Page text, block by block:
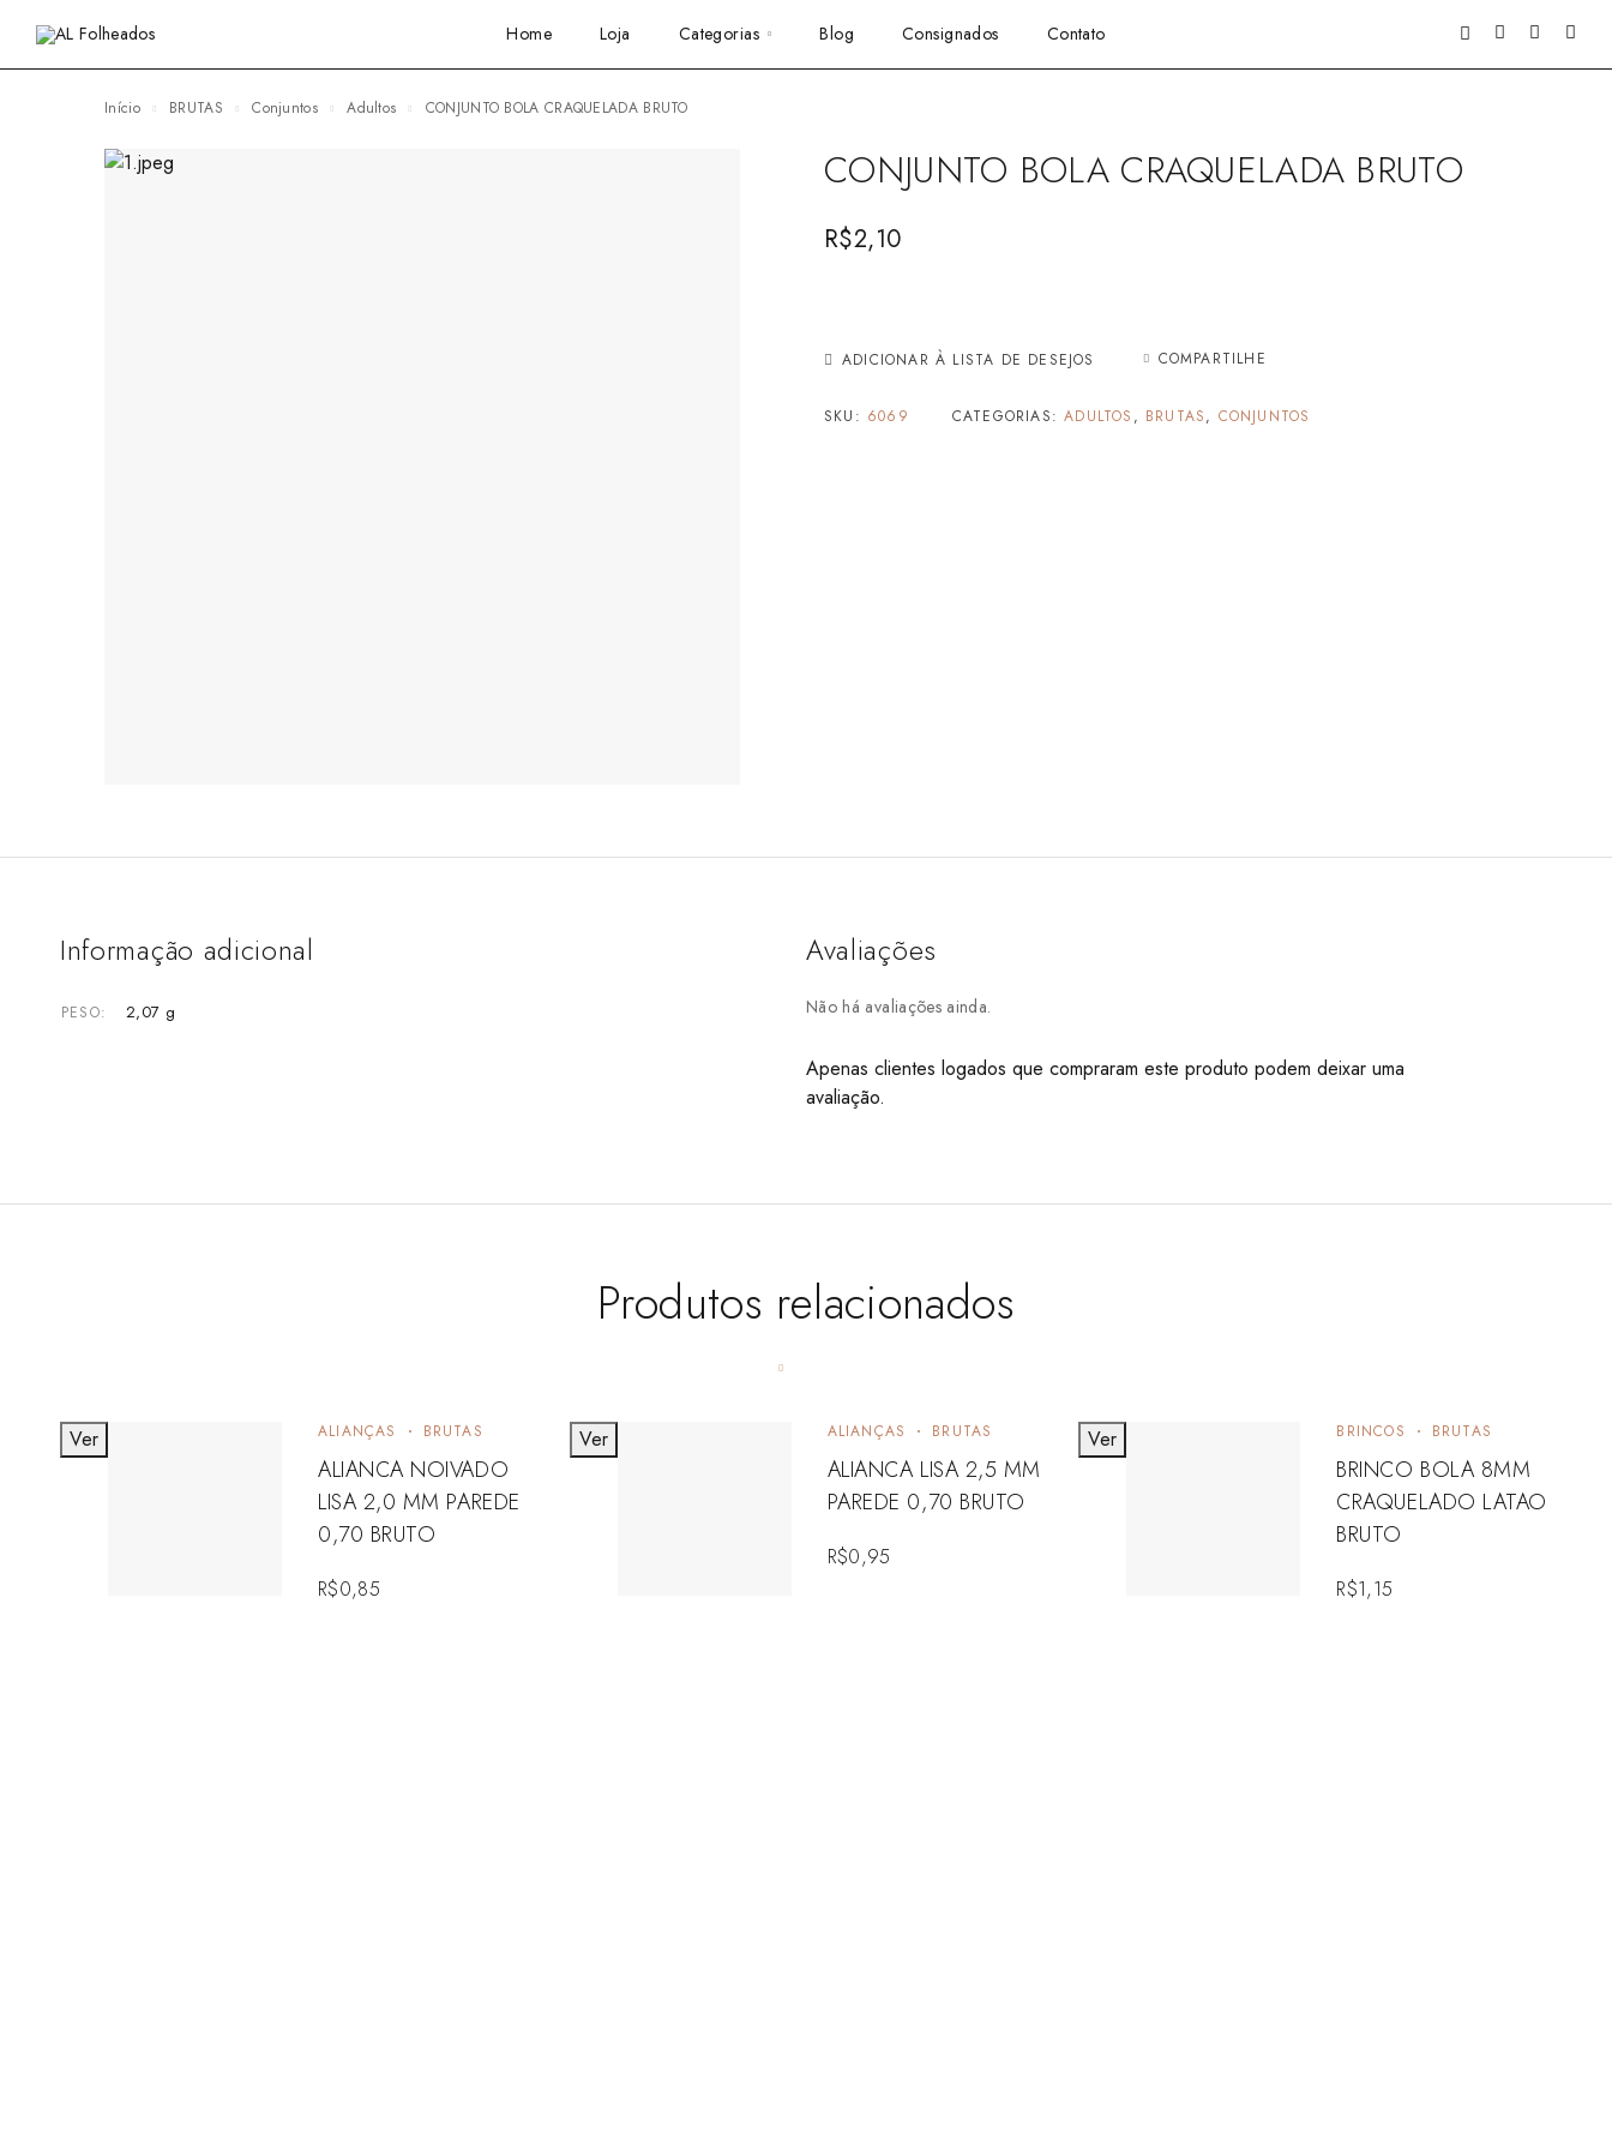
Home Loja Categorias Blog Consignados Contato
Início BRUTAS Conjuntos Adultos CONJUNTO BOLA CRAQUELADA BRUTO
CONJUNTO BOLA CRAQUELADA BRUTO
R$2,10
ADICIONAR À LISTA DE DESEJOS COMPARTILHE
SKU: 6069 CATEGORIAS:ADULTOS , BRUTAS, CONJUNTOS
Informação adicional
PESO 2,07 g
Avaliações
Não há avaliações ainda.
Apenas clientes logados que compraram este produto podem deixar uma
avaliação.
Produtos relacionados
ALIANÇAS BRUTAS
ALIANCA NOIVADO
LISA 2,0 MM PAREDE
0,70 BRUTO
R$0,85
Ver ALIANÇAS BRUTAS
ALIANCA LISA 2,5 MM
PAREDE 0,70 BRUTO
R$0,95
Ver BRINCOS BRUTAS
BRINCO BOLA 8MM
CRAQUELADO LATAO
BRUTO
R$1,15
Ver